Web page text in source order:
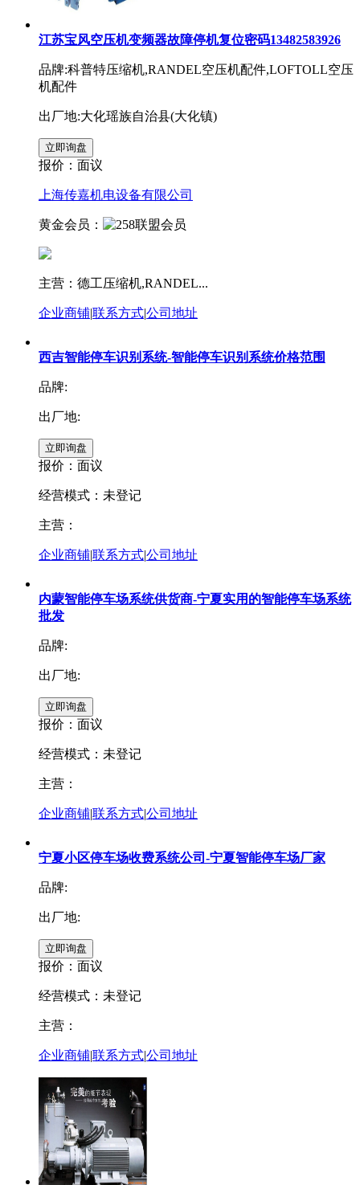
江苏宝风空压机变频器故障停机复位密码13482583926
品牌:科普特压缩机,RANDEL空压机配件,LOFTOLL空压
机配件
出厂地:大化瑶族自治县(大化镇)
报价： 面议
上海传嘉机电设备有限公司
黄金会员：
主营：德工压缩机,RANDEL...
企业商铺|联系方式|公司地址
西吉智能停车识别系统-智能停车识别系统价格范围
品牌:
出厂地:
报价： 面议
经营模式：未登记
主营：
企业商铺|联系方式|公司地址
内蒙智能停车场系统供货商-宁夏实用的智能停车场系统
批发
品牌:
出厂地:
报价： 面议
经营模式：未登记
主营：
企业商铺|联系方式|公司地址
宁夏小区停车场收费系统公司-宁夏智能停车场厂家
品牌:
出厂地:
报价： 面议
经营模式：未登记
主营：
企业商铺|联系方式|公司地址